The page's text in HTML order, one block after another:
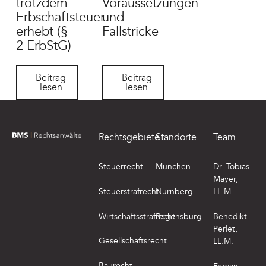
Erbschaftsteuer
erhebt (§
2 ErbStG)
Beitrag lesen
Beitrag
lesen
und
Fallstricke
Beitrag lesen
Beitrag
lesen
zur Startseite von BMS Rechtsanwälte
Rechtsgebiete
Steuerrecht
Steuerstrafrecht
Wirtschaftsstrafrecht
Gesellschaftsrecht
Standorte
München
Nürnberg
Regensburg
Team
Dr. Tobias
Mayer,
LL.M.
Benedikt
Perlet,
LL.M.